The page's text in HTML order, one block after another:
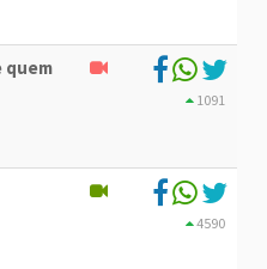
quem
1091
4590